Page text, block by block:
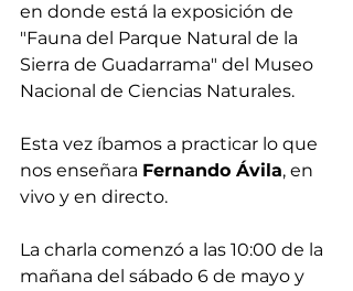
en donde está la exposición de
"Fauna del Parque Natural de la
Sierra de Guadarrama" del Museo
Nacional de Ciencias Naturales.
Esta vez íbamos a practicar lo que
nos enseñara Fernando Ávila, en
vivo y en directo.
La charla comenzó a las 10:00 de la
mañana del sábado 6 de mayo y